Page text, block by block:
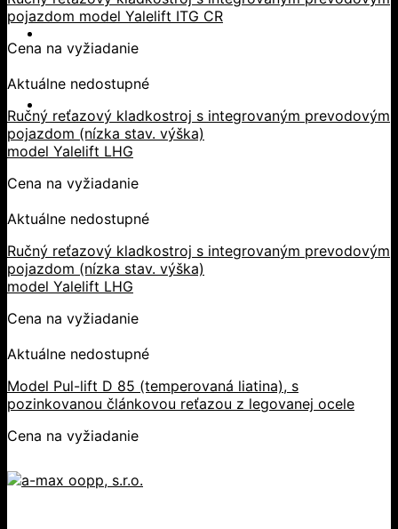
pojazdom model Yalelift ITG CR
Cena na vyžiadanie
Aktuálne nedostupné
Ručný reťazový kladkostroj s integrovaným prevodovým
pojazdom (nízka stav. výška)
model Yalelift LHG
Cena na vyžiadanie
Aktuálne nedostupné
Ručný reťazový kladkostroj s integrovaným prevodovým
pojazdom (nízka stav. výška)
model Yalelift LHG
Cena na vyžiadanie
Aktuálne nedostupné
Model Pul-lift D 85 (temperovaná liatina), s
pozinkovanou článkovou reťazou z legovanej ocele
Cena na vyžiadanie